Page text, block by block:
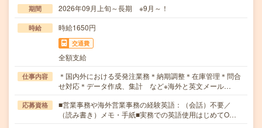
期間 2026年09月上旬～長期 ※9月～！
時給 時給1650円
交通費
全額支給
仕事内容
＊国内外における受発注業務＊納期調整＊在庫管理＊問合
せ対応＊データ作成、集計 など※海外と英文メール…
応募資格
■営業事務や海外営業事務の経験英語：（会話）不要／
（読み書き）メモ・手紙■実務での英語使用はじめてO…